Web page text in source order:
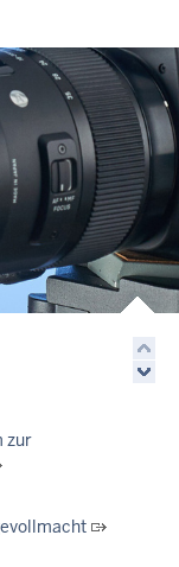
JVA Köln
Limbach
Justiz
2024/2026
zur